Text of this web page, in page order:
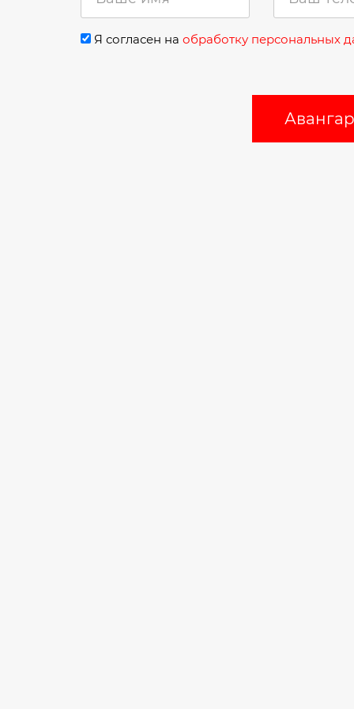
Я согласен на обработку персональных